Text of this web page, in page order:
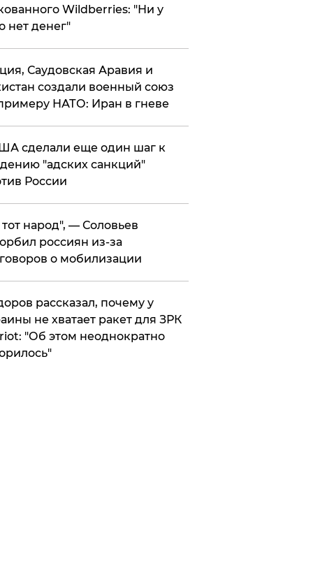
Wildberries: "Ни у
нет денег"
Саудовская Аравия и
создали военный союз
НАТО: Иран в гневе
сделали еще один шаг к
"адских санкций"
России
народ", — Соловьев
россиян из-за
о мобилизации
рассказал, почему у
не хватает ракет для ЗРК
"Об этом неоднократно